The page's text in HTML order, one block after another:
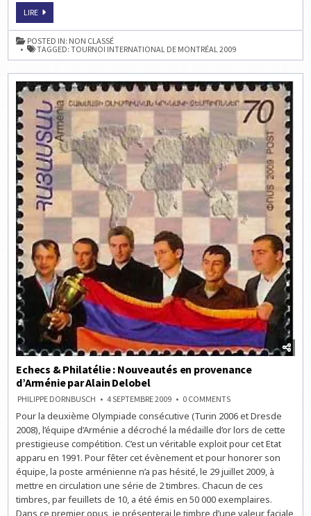
LIRETOURNOI
D’ÉCHECS
DE
MONTRÉAL
:
NAIDITSCH
EN
TÊTE
POSTED IN: NON CLASSÉ
TAGGED:TOURNOI INTERNATIONAL DE MONTRÉAL 2009
Echecs & Philatélie : Nouveautés en provenance
d’Arménie par Alain Delobel
PHILIPPE DORNBUSCH 4 SEPTEMBRE 2009 0 COMMENTSON
&
:
NOUVEAUTÉS
EN
PROVENANCE
PAR
ALAIN
DELOBEL
Pour la deuxième Olympiade consécutive (Turin 2006 et Dresde
2008), l’équipe d’Arménie a décroché la médaille d’or lors de cette
prestigieuse compétition. C’est un véritable exploit pour cet Etat
apparu en 1991. Pour fêter cet évènement et pour honorer son
équipe, la poste arménienne n’a pas hésité, le 29 juillet 2009, à
mettre en circulation une série de 2 timbres. Chacun de ces
timbres, par feuillets de 10, a été émis en 50 000 exemplaires.
Dans ce premier opus, je présenterai le timbre d’une valeur faciale